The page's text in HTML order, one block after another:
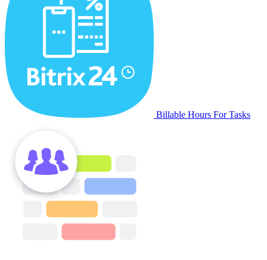
Billable Hours For Tasks